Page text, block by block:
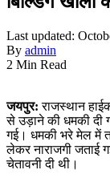
Last updated:
By admin
2 Min Read
जयपुर:राजस्थान
से उड़ाने की धमकी दी
गई। धमकी भरे मेल में
लेकर नाराजगी जताई
चेतावनी दी थी।